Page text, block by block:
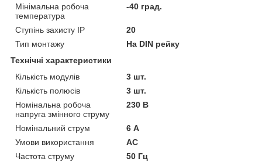
Мінімальна робоча
температура
-40 град.
Ступінь захисту IP
20
Тип монтажу
На DIN рейку
Технічні характеристики
Кількість модулів
3 шт.
Кількість полюсів
3 шт.
Номінальна робоча
напруга змінного струму
230 В
Номінальний струм
6 А
Умови використання
АС
Частота струму
50 Гц